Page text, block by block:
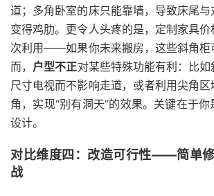
道；多角卧室的床只能靠墙，导致床尾
变得鸡肋。更令人头疼的是，定制家具
次利用——如果你未来搬房，这些斜角柜
而， 户型不正对某些特殊功能有利：比
尺寸电视而不影响走道，或者利用尖角
角，实现“别有洞天”的效果。关键在于
设计。
对比维度四：改造可行性——简单
战